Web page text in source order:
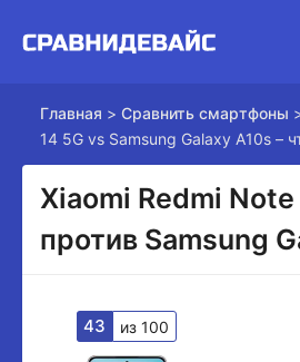
Главная > Сравнить смартфоны
14 5G vs Samsung Galaxy A10s –
Xiaomi Redmi Note
против Samsung
43 из 100